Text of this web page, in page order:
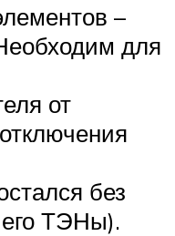
–
для
от
без
его ТЭНы).